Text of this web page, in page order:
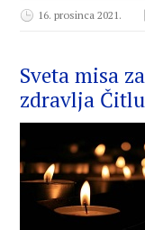
16. prosinca 2021.
Sveta misa
zdravlja